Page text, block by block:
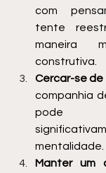
com
tente
maneira
construtiva.
Cercar-se
companhia
pode
mentalidade.
Manter um